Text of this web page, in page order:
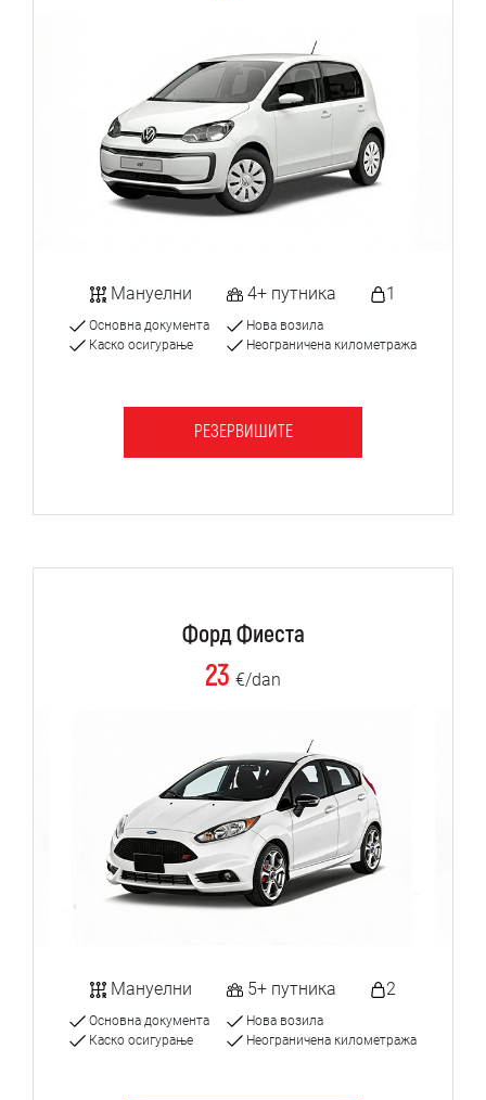
Мануелни 4+ путника 1
Основна документа
Каско осигурање
Нова возила
Неограничена километража
РЕЗЕРВИШИТЕ
Форд Фиеста
23 €/dan
Мануелни 5+ путника 2
Основна документа
Каско осигурање
Нова возила
Неограничена километража